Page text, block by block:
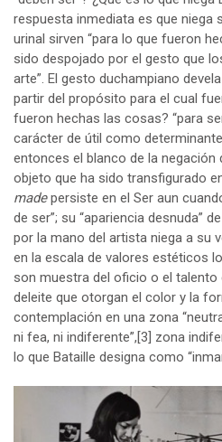
respuesta inmediata es que niega
urinal sirven “para lo que fueron
sido despojado por el gesto que
arte”. El gesto duchampiano
partir del propósito para el cual
fueron hechas las cosas? “para
carácter de útil como
entonces el blanco de la negación
objeto que ha sido transfigurado
madepersiste en el Ser aun
de ser”; su “apariencia desnuda”
por la mano del artista niega a su
en la escala de valores estéticos
son muestra del oficio o el talento
deleite que otorgan el color y la
contemplación en una zona
ni fea, ni indiferente”,[3] zona
lo que Bataille designa como